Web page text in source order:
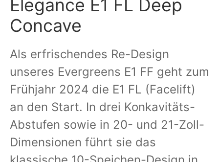
Elegance E1 FL Deep
Concave
Als erfrischendes Re-Design
unseres Evergreens E1 FF geht zum
Frühjahr 2024 die E1 FL (Facelift)
an den Start. In drei Konkavitäts-
Abstufen sowie in 20- und 21-Zoll-
Dimensionen führt sie das